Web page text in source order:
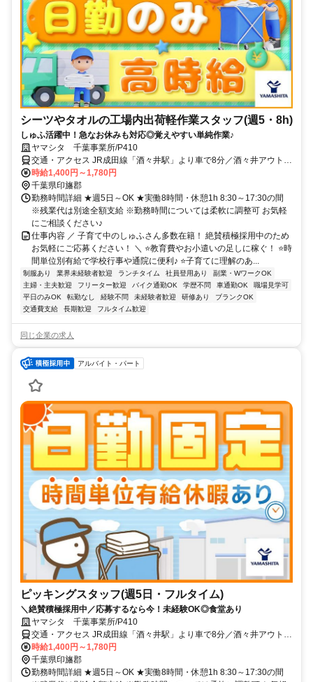
シーツやタオルの工場内出荷軽作業スタッフ(週5・8h)
しゅふ活躍中！急なお休みも対応◎覚えやすい単純作業♪
ヤマシタ 千葉事業所/P410
交通・アクセス JR成田線「酒々井駅」より車で8分／酒々井アウトレ
ットより徒歩5分程度
時給1,400円～1,780円
千葉県印旛郡
勤務時間詳細 ★週5日～OK ★実働8時間・休憩1h 8:30～17:30の間
※残業代は別途全額支給 ※勤務時間については柔軟に調整可 お気軽
にご相談ください♪
仕事内容 ／ 子育て中のしゅふさん多数在籍！ 絶賛積極採用中のため
お気軽にご応募ください！ ＼ ⭐️教育費やお小遣いの足しに稼ぐ！ ⭐️時
間単位別有給で学校行事や通院に便利♪ ⭐️子育てに理解のあ...
制服あり 業界未経験者歓迎 ランチタイム 社員登用あり
副業・WワークOK
主婦・主夫歓迎
フリーター歓迎 バイク通勤OK 学歴不問 車通勤OK
職場見学可
平日のみOK
転勤なし 経験不問 未経験者歓迎 研修あり
ブランクOK
交通費支給
長期歓迎 フルタイム歓迎
同じ企業の求人
アルバイト・パート
ピッキングスタッフ(週5日・フルタイム)
＼絶賛積極採用中／応募するなら今！未経験OK◎食堂あり
ヤマシタ 千葉事業所/P410
交通・アクセス JR成田線「酒々井駅」より車で8分／酒々井アウトレ
ットより徒歩5分程度
時給1,400円～1,780円
千葉県印旛郡
勤務時間詳細 ★週5日～OK ★実働8時間・休憩1h 8:30～17:30の間